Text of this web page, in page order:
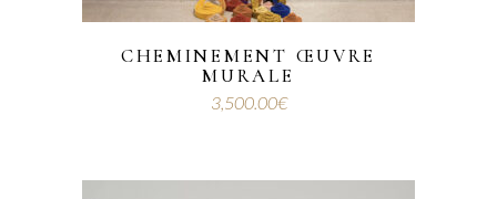
CHEMINEMENT ŒUVRE
MURALE
3,500.00€